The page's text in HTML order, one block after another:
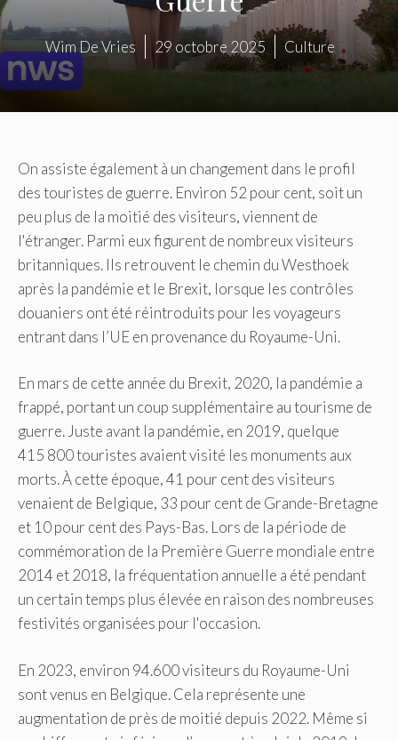
Wim De Vries 29 octobre 2025 Culture
On assiste également à un changement dans le profil
des touristes de guerre. Environ 52 pour cent, soit un
peu plus de la moitié des visiteurs, viennent de
l'étranger. Parmi eux figurent de nombreux visiteurs
britanniques. Ils retrouvent le chemin du Westhoek
après la pandémie et le Brexit, lorsque les contrôles
douaniers ont été réintroduits pour les voyageurs
entrant dans l’UE en provenance du Royaume-Uni.
En mars de cette année du Brexit, 2020, la pandémie a
frappé, portant un coup supplémentaire au tourisme de
guerre. Juste avant la pandémie, en 2019, quelque
415 800 touristes avaient visité les monuments aux
morts. À cette époque, 41 pour cent des visiteurs
venaient de Belgique, 33 pour cent de Grande-Bretagne
et 10 pour cent des Pays-Bas. Lors de la période de
commémoration de la Première Guerre mondiale entre
2014 et 2018, la fréquentation annuelle a été pendant
un certain temps plus élevée en raison des nombreuses
festivités organisées pour l'occasion.
En 2023, environ 94.600 visiteurs du Royaume-Uni
sont venus en Belgique. Cela représente une
augmentation de près de moitié depuis 2022. Même si